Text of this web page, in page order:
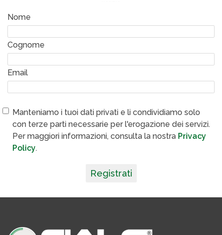
Nome
Cognome
Email
Manteniamo i tuoi dati privati e li condividiamo solo
con terze parti necessarie per l'erogazione dei servizi.
Per maggiori informazioni, consulta la nostra Privacy
Policy.
Registrati